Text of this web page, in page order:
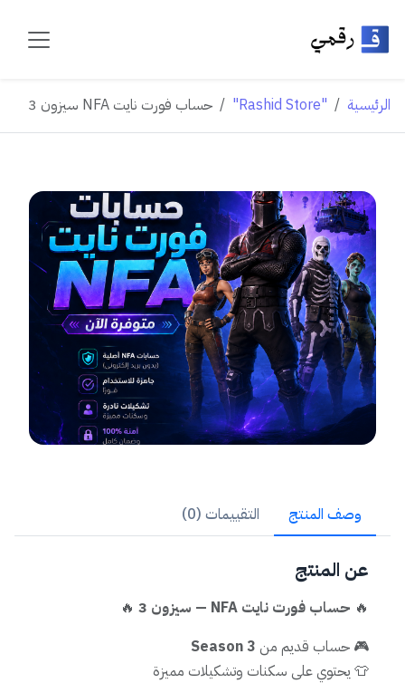
الرئيسية "Rashid Store" حساب فورت نايت NFA سيزون 3
وصف المنتج التقييمات (0)
عن المنتج
🔥 حساب فورت نايت NFA — سيزون 3
🔥
🎮 حساب قديم من Season 3
👕 يحتوي على سكنات وتشكيلات مميزة